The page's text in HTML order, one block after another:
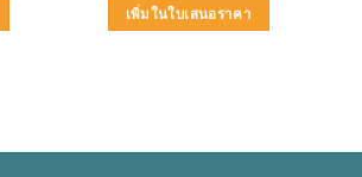
เพิ่มในใบเสนอราคา